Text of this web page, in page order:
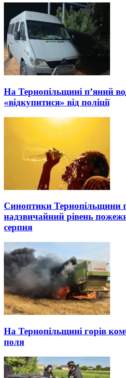
На Тернопільщині п’яний
«відкупитися» від поліції
Синоптики Тернопільщини
надзвичайний рівень
серпня
На Тернопільщині горів
поля